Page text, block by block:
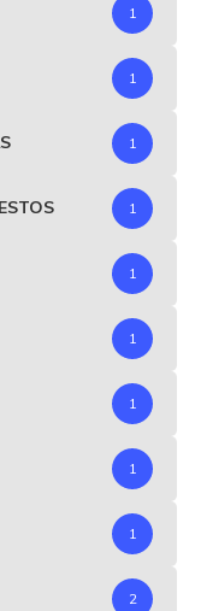
1
1
1
1
1
1
1
1
1
2